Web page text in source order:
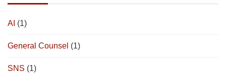
AI (1)
General Counsel (1)
SNS (1)